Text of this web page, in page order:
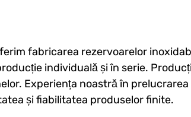
fabricarea rezervoarelor
individuală și în serie.
Experiența noastră în
și fiabilitatea produselor finite.